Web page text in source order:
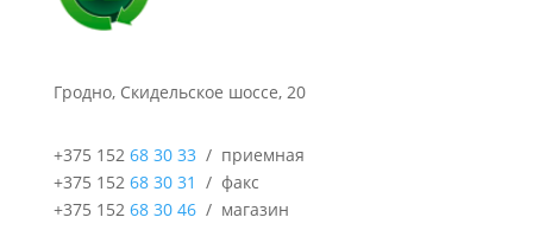
Гродно, Скидельское шоссе, 20
+375 152 68 30 33/ приемная
+375 152 68 30 31 / факс
+375 152 68 30 46/ магазин